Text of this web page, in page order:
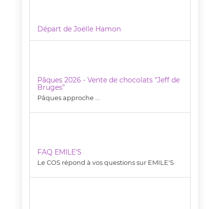
Départ de Joëlle Hamon
Pâques 2026 - Vente de chocolats "Jeff de
Bruges"
Pâques approche ...
FAQ EMILE'S
Le COS répond à vos questions sur EMILE'S